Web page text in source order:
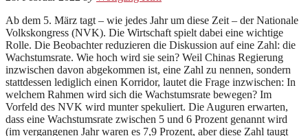
Ab dem 5. März tagt – wie jedes Jahr um diese Zeit – der Nationale
Volkskongress (NVK). Die Wirtschaft spielt dabei eine wichtige
Rolle. Die Beobachter reduzieren die Diskussion auf eine Zahl: die
Wachstumsrate. Wie hoch wird sie sein? Weil Chinas Regierung
inzwischen davon abgekommen ist, eine Zahl zu nennen, sondern
stattdessen lediglich einen Korridor, lautet die Frage inzwischen: In
welchem Rahmen wird sich die Wachstumsrate bewegen? Im
Vorfeld des NVK wird munter spekuliert. Die Auguren erwarten,
dass eine Wachstumsrate zwischen 5 und 6 Prozent genannt wird
(im vergangenen Jahr waren es 7,9 Prozent, aber diese Zahl taugt